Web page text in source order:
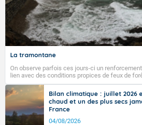
La tramontane
On observe parfois ces jours-ci un
lien avec des conditions propices de feux de
tramontane ? Quelles sont ses caractéristiques
vent turbulent soufflant de secteur nord-ouest à
ouest, dans un secteur qui part du Roussillon à la
l’ouest de l’Hérault. L’étymologie de ce vent
signifiant au-delà des monts, en allusion aux
d’où provient ce vent.
Bilan climatique : juillet 2026
chaud et un des plus secs
France
04/08/2026